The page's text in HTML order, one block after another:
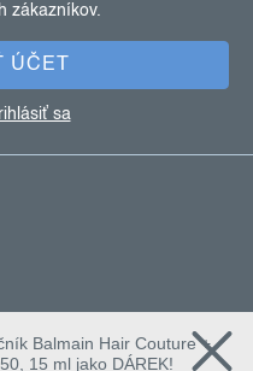
zákazníkov.
ÚČET
sa
Balmain Hair Couture +
15 ml jako DÁREK!